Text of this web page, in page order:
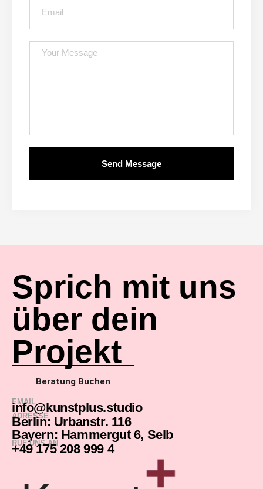
Send Message
Sprich mit uns
über dein
Projekt
Beratung Buchen
EMAIL
info@kunstplus.studio
ADRESSE
Berlin: Urbanstr. 116
Bayern: Hammergut 6, Selb
RUF UNS AN
+49 175 208 999 4